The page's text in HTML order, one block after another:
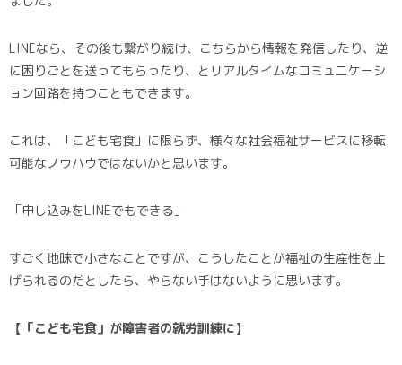
LINEなら、その後も繋がり続け、こちらから情報を発信したり、逆
に困りごとを送ってもらったり、とリアルタイムなコミュニケーシ
ョン回路を持つこともできます。
これは、「こども宅食」に限らず、様々な社会福祉サービスに移転
可能なノウハウではないかと思います。
「申し込みをLINEでもできる」
すごく地味で小さなことですが、こうしたことが福祉の生産性を上
げられるのだとしたら、やらない手はないように思います。
【「こども宅食」が障害者の就労訓練に】